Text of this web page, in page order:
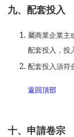
九、配套投入
屬商業企業主
配套投入，投
配套投入須符
返回頂部
十、申請卷宗